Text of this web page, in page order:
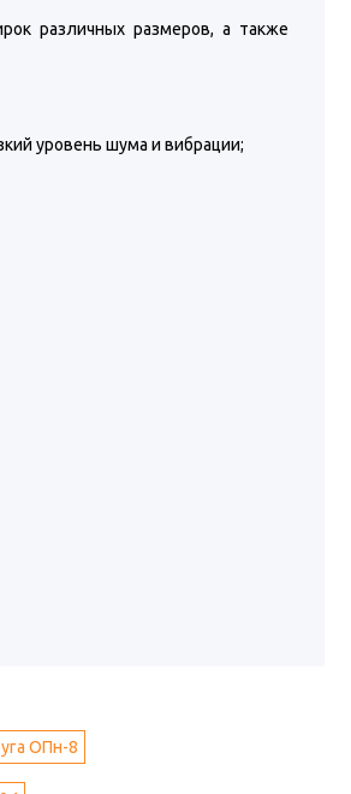
различных размеров, а также
уровень шума и вибрации;
ОПн-8